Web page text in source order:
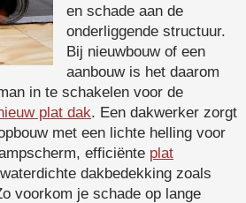
en schade aan de
onderliggende structuur.
Bij nieuwbouw of een
aanbouw is het daarom
in te schakelen voor de
plat dak. Een dakwerker zorgt
met een lichte helling voor
efficiënte plat
dakbedekking zoals
voorkom je schade op lange